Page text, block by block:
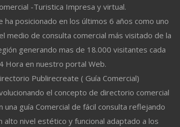
-Turistica Impresa y virtual.
ha posicionado en los últimos 6 años como uno
medio de consulta comercial más visitado de la
generando mas de 18.000 visitantes cada
Hora en nuestro portal Web.
Publirecreate ( Guía Comercial)
el concepto de directorio comercial
una guía Comercial de fácil consulta reflejando
alto nivel estético y funcional adaptado a los